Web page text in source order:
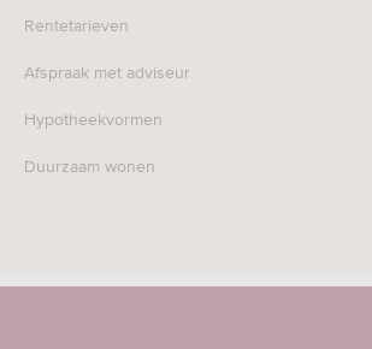
Rentetarieven
Afspraak met adviseur
Hypotheekvormen
Duurzaam wonen